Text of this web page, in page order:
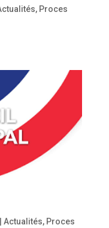
, Proces
Actualités, Proces